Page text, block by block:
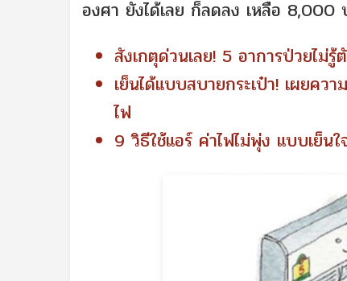
องศา ยังได้เลย ก็ลดลง เหลือ 8,000
สังเกตุด่วนเลย! 5 อาการป่วยไม่
เย็นได้แบบสบายกระเป๋า! เผยค
ไฟ
9 วิธีใช้แอร์ ค่าไฟไม่พุ่ง แบบเย็นใ